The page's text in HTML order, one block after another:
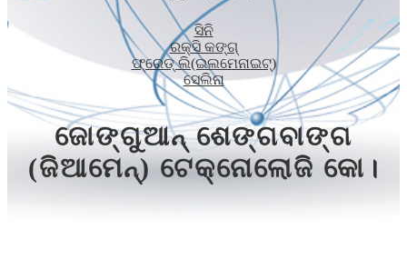
ସିନି
ରକ୍ସି କଙ୍ଗ୍
ଫ୍ରେଡ୍ ଲି(ଇଲମେନାଇଟ୍)
ସେଲିନା
ଜୋଙ୍ଗୁଆନ୍ ଶେଙ୍ଗବାଙ୍ଗ
(ଜିଆମେନ୍) ଟେକ୍ନୋଲୋଜି କୋ।